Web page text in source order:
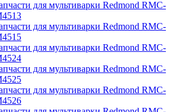
для мультиварки Redmond RMC-
для мультиварки Redmond RMC-
для мультиварки Redmond RMC-
для мультиварки Redmond RMC-
для мультиварки Redmond RMC-